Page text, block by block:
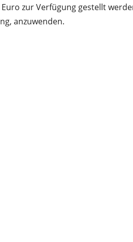
zur Verfügung gestellt
anzuwenden.